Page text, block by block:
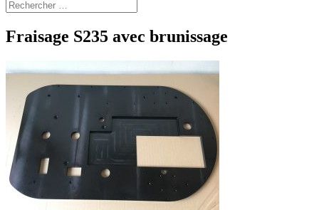
Fraisage S235 avec brunissage